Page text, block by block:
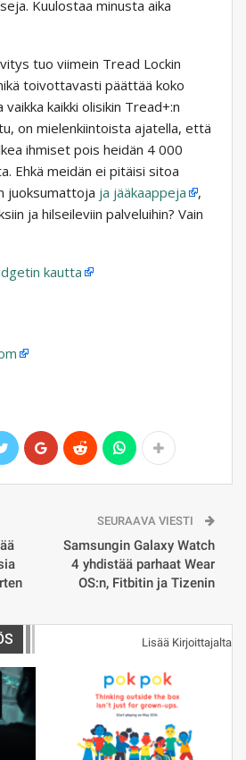
Kuulostaa minusta aika
tuo viimein Tread Lockin
toivottavasti päättää koko
kaikki olisikin Tread+:n
on mielenkiintoista ajatella, että
ihmiset pois heidän 4 000
Ehkä meidän ei pitäisi sitoa
juoksumattoja ja jääkaappeja
,
ja hilseileviin palveluihin? Vain
kautta
SEURAAVA VIESTI
Samsungin Galaxy Watch
4 yhdistää parhaat Wear
OS:n, Fitbitin ja Tizenin
Lisää Kirjoittajalta